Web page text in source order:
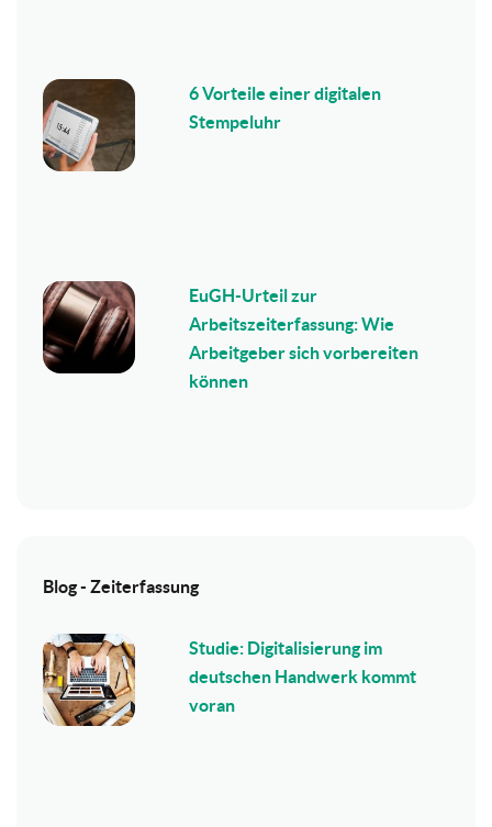
6 Vorteile einer digitalen
Stempeluhr
EuGH-Urteil zur
Arbeitszeiterfassung: Wie
Arbeitgeber sich vorbereiten
können
Blog - Zeiterfassung
Studie: Digitalisierung im
deutschen Handwerk kommt
voran